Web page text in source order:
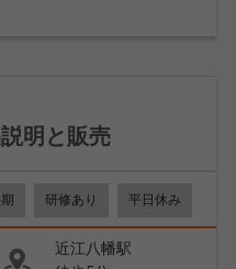
明と販売
研修あり 平日休み
近江八幡駅